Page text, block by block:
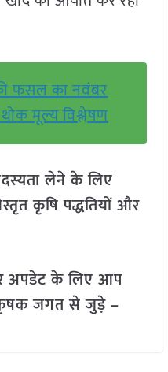
फसल का नवंबर
मूल्य विश्लेषण
लेने के लिए
कृषि पद्धतियों और
अपडेट के लिए आप
जगत से जुड़े –